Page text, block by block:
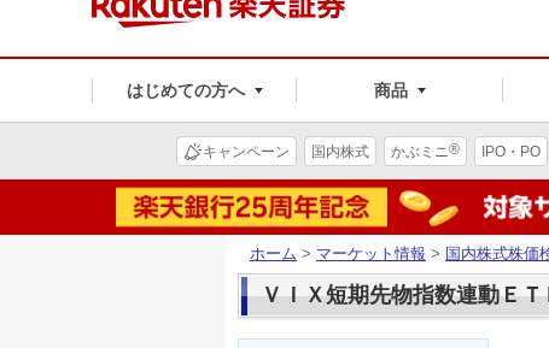
はじめての方へ 商品
キャンペーン 国内株式 かぶミニ® IPO・PO
ホーム > マーケット情報 > 国内株式株価
ＶＩＸ短期先物指数連動Ｅ